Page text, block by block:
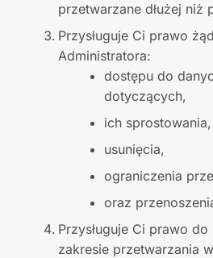
przetwarzane dłużej niż
Przysługuje Ci prawo
Administratora:
dostępu do
dotyczących,
ich sprostowania,
usunięcia,
ograniczenia
oraz
Przysługuje Ci prawo
zakresie przetwarzania